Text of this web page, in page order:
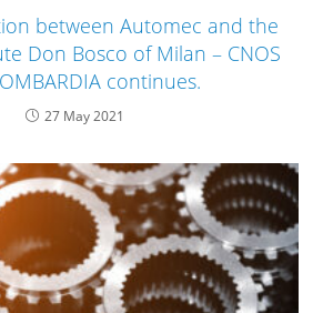
between Automec and the
Don Bosco of Milan – CNOS
continues.
27 May 2021